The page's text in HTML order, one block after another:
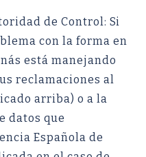
de Control: Si
con la forma en
está manejando
reclamaciones al
arriba) o a la
datos que
Española de